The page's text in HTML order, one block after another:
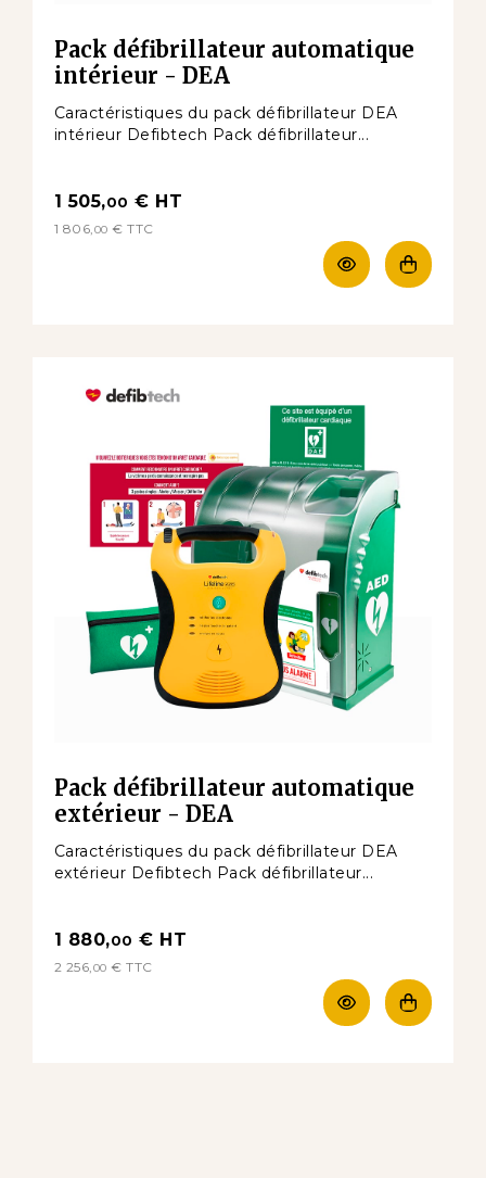
Pack défibrillateur automatique
intérieur - DEA
Caractéristiques du pack défibrillateur DEA
intérieur Defibtech Pack défibrillateur...
1 505,00 € HT
1 806,00 € TTC
Pack défibrillateur automatique
extérieur - DEA
Caractéristiques du pack défibrillateur DEA
extérieur Defibtech Pack défibrillateur...
1 880,00 € HT
2 256, 00 € TTC